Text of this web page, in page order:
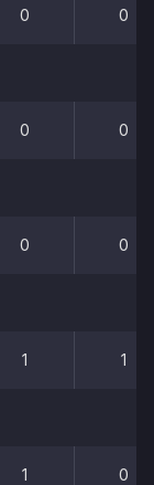
0 0
0 0
0 0
1 1
1 0